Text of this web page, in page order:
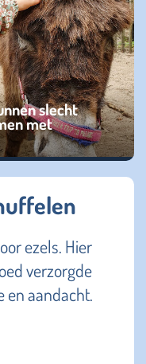
slecht
met
ezels. Hier
verzorgde
en aandacht.